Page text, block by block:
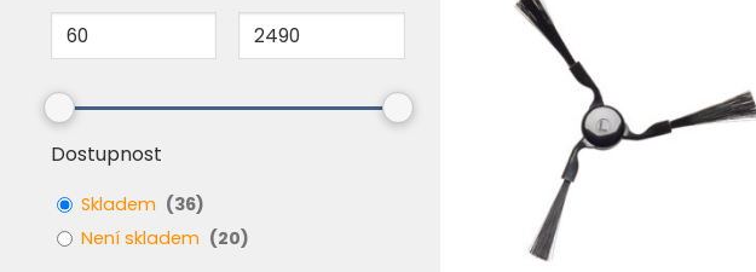
Dostupnost
Skladem (36)
Není skladem (20)